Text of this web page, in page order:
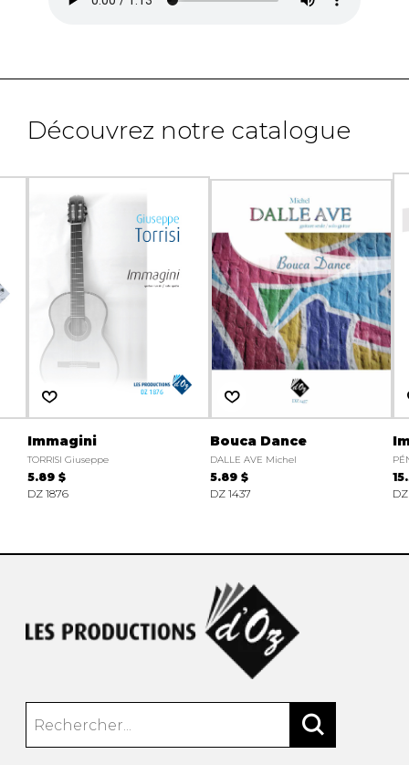
Découvrez notre catalogue
Immagini
TORRISI Giuseppe
5.89 $
DZ 1876
Bouca Dance
DALLE AVE Michel
5.89 $
DZ 1437